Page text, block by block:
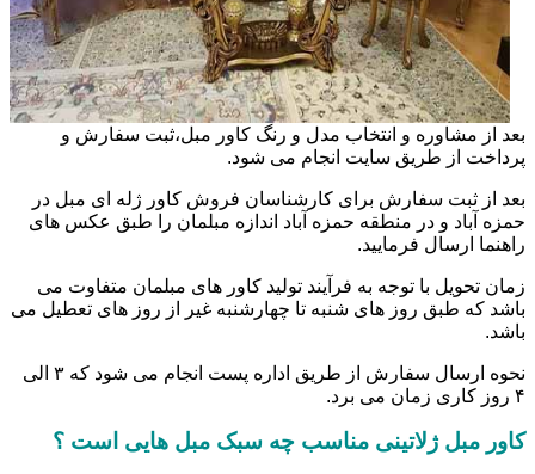
بعد از مشاوره و انتخاب مدل و رنگ کاور مبل،ثبت سفارش و
پرداخت از طریق سایت انجام می شود.
بعد از ثبت سفارش برای کارشناسان فروش کاور ژله ای مبل در
حمزه آباد و در منطقه حمزه آباد اندازه مبلمان را طبق عکس های
راهنما ارسال فرمایید.
زمان تحویل با توجه به فرآیند تولید کاور های مبلمان متفاوت می
باشد که طبق روز های شنبه تا چهارشنبه غیر از روز های تعطیل می
باشد.
نحوه ارسال سفارش از طریق اداره پست انجام می شود که ۳ الی
۴ روز کاری زمان می برد.
کاور مبل ژلاتینی مناسب چه سبک مبل هایی است ؟